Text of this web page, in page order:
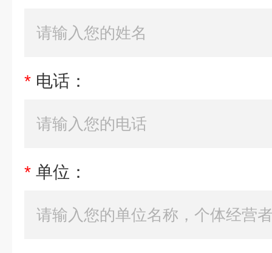
* 电话：
* 单位：